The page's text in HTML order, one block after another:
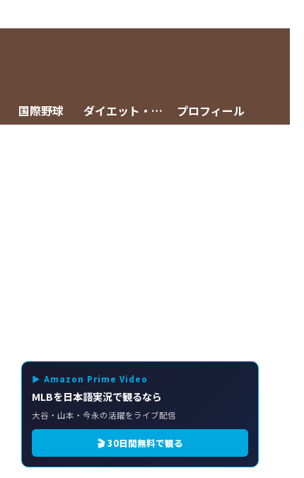
国際野球 ダイエット・減量 プロフィール
▶ Amazon Prime Video
MLBを日本語実況で観るなら
大谷・山本・今永の活躍をライブ配信
🎬 30日間無料で観る